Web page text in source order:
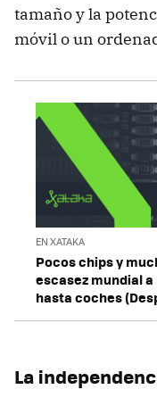
tamaño y la
móvil o un
EN XATAKA
Pocos chips y
escasez mundial
hasta coches
La